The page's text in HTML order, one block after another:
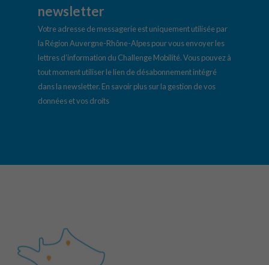
newsletter
Votre adresse de messagerie est uniquement utilisée par
la Région Auvergne-Rhône-Alpes pour vous envoyer les
lettres d’information du Challenge Mobilité. Vous pouvez à
tout moment utiliser le lien de désabonnement intégré
dans la newsletter. En savoir plus sur la gestion de vos
données et vos droits